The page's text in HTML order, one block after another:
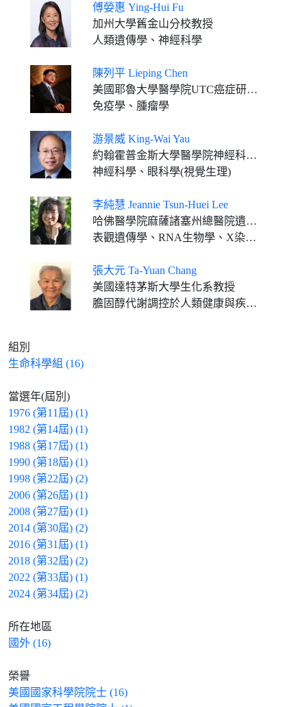
傅嫈惠 Ying-Hui Fu
加州大學舊金山分校教授
人類遺傳學、神經科學
陳列平 Lieping Chen
美國耶魯大學醫學院UTC癌症研究Chair教授, 免疫生物學系、醫學系和皮膚病學系教授
免疫學、腫瘤學
游景威 King-Wai Yau
約翰霍普金斯大學醫學院神經科學系暨眼科學系教授
神經科學、眼科學(視覺生理)
李純慧 Jeannie Tsun-Huei Lee
哈佛醫學院麻薩諸塞州總醫院遺傳學教授
表觀遺傳學、RNA生物學、X染色體失活
張大元 Ta-Yuan Chang
美國達特茅斯大學生化系教授
膽固醇代謝調控於人類健康與疾病的角色
組別
生命科學組 (16)
當選年(屆別)
1976 (第11屆) (1)
1982 (第14屆) (1)
1988 (第17屆) (1)
1990 (第18屆) (1)
1998 (第22屆) (2)
2006 (第26屆) (1)
2008 (第27屆) (1)
2014 (第30屆) (2)
2016 (第31屆) (1)
2018 (第32屆) (2)
2022 (第33屆) (1)
2024 (第34屆) (2)
所在地區
國外 (16)
榮譽
美國國家科學院院士 (16)